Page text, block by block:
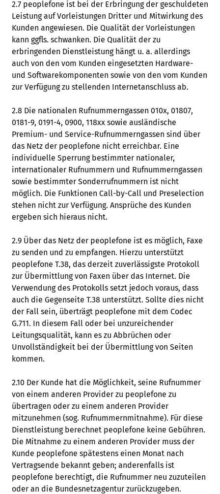
2.7 peoplefone ist bei der Erbringung der geschuldeten
Leistung auf Vorleistungen Dritter und Mitwirkung des
Kunden angewiesen. Die Qualität der Vorleistungen
kann ggfls. schwanken. Die Qualität der zu
erbringenden Dienstleistung hängt u. a. allerdings
auch von den vom Kunden eingesetzten Hardware-
und Softwarekomponenten sowie von den vom Kunden
zur Verfügung zu stellenden Internetanschluss ab.
2.8 Die nationalen Rufnummerngassen 010x, 01807,
0181-9, 0191-4, 0900, 118xx sowie ausländische
Premium- und Service-Rufnummerngassen sind über
das Netz der peoplefone nicht erreichbar. Eine
individuelle Sperrung bestimmter nationaler,
internationaler Rufnummern und Rufnummerngassen
sowie bestimmter Sonderrufnummern ist nicht
möglich. Die Funktionen Call-by-Call und Preselection
stehen nicht zur Verfügung. Ansprüche des Kunden
ergeben sich hieraus nicht.
2.9 Über das Netz der peoplefone ist es möglich, Faxe
zu senden und zu empfangen. Hierzu unterstützt
peoplefone T.38, das derzeit zuverlässigste Protokoll
zur Übermittlung von Faxen über das Internet. Die
Verwendung des Protokolls setzt jedoch voraus, dass
auch die Gegenseite T.38 unterstützt. Sollte dies nicht
der Fall sein, überträgt peoplefone mit dem Codec
G.711. In diesem Fall oder bei unzureichender
Leitungsqualität, kann es zu Abbrüchen oder
Unvollständigkeit bei der Übermittlung von Seiten
kommen.
2.10 Der Kunde hat die Möglichkeit, seine Rufnummer
von einem anderen Provider zu peoplefone zu
übertragen oder zu einem anderen Provider
mitzunehmen (sog. Rufnummernmitnahme). Für diese
Dienstleistung berechnet peoplefone keine Gebühren.
Die Mitnahme zu einem anderen Provider muss der
Kunde peoplefone spätestens einen Monat nach
Vertragsende bekannt geben; anderenfalls ist
peoplefone berechtigt, die Rufnummer neu zuzuteilen
oder an die Bundesnetzagentur zurückzugeben.